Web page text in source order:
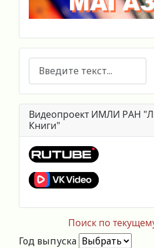
Поиск
Видеопроект ИМЛИ РАН
Книги"
Поиск по
Год выпуска